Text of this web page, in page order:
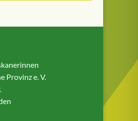
Provinz e. V.